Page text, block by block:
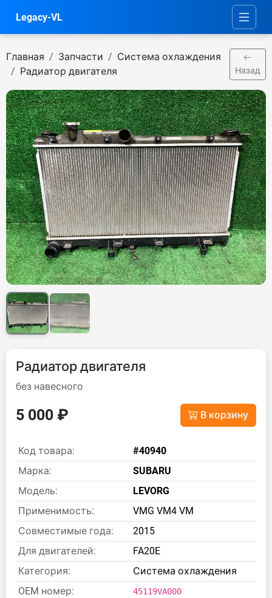
Legacy-VL
Главная Запчасти
Система охлаждения
Радиатор двигателя
Назад
Радиатор двигателя
без навесного
5 000 ₽ В корзину
Код товара:
#40940
Марка:
SUBARU
Модель:
LEVORG
Применимость:
VMG VM4 VM
Совместимые года:
2015
Для двигателей:
FA20E
Категория:
Система охлаждения
OEM номер:
45119VA000